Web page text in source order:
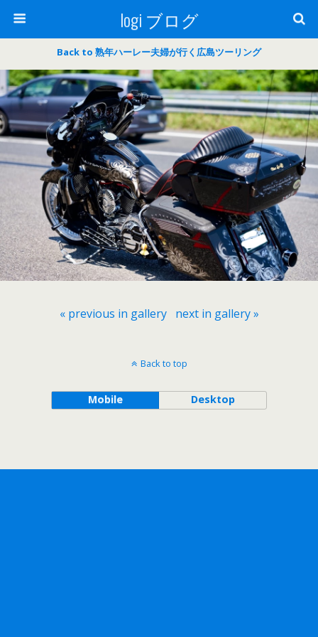
logi ブログ
Back to 熟年ハーレー夫婦が行く広島ツーリング
« previous in gallery next in gallery »
Back to top
Mobile Desktop